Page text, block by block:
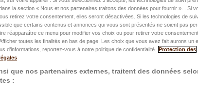
vous à votre espace client LALUX sécurisé
easyPENSION PRO – gérez
la section « Nous et nos partenaires traitons des données pour fournir ». . Si
retirez votre consentement, elles seront désactivées. Si les technologies de
que certains contenus et annonces qui vous sont présentés ne soient pas
réapparaître ce menu pour modifier vos choix ou pour retirer votre
toutes les finalités en bas de page. Les choix que vous avez fait aurons un
d’informations, reportez-vous à notre politique de confidentialité.
Protection des
que nos partenaires externes, traitent des données
: